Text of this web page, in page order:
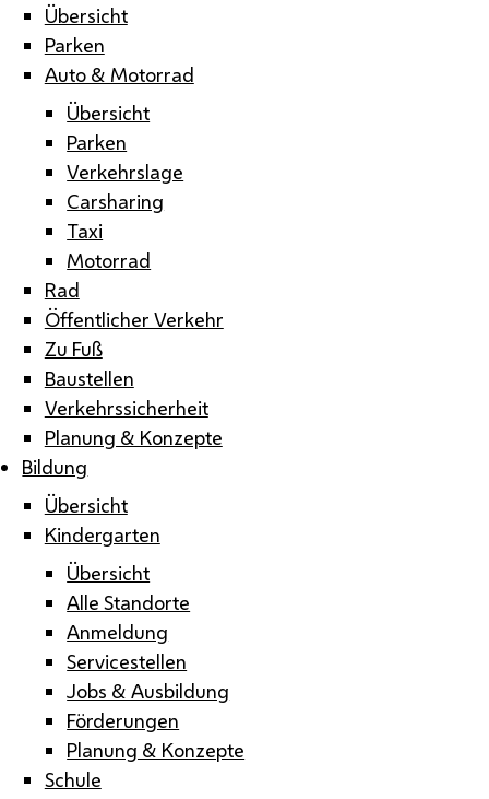
Übersicht
Parken
Auto & Motorrad
Übersicht
Parken
Verkehrslage
Carsharing
Taxi
Motorrad
Rad
Öffentlicher Verkehr
Zu Fuß
Baustellen
Verkehrssicherheit
Planung & Konzepte
Bildung
Übersicht
Kindergarten
Übersicht
Alle Standorte
Anmeldung
Servicestellen
Jobs & Ausbildung
Förderungen
Planung & Konzepte
Schule